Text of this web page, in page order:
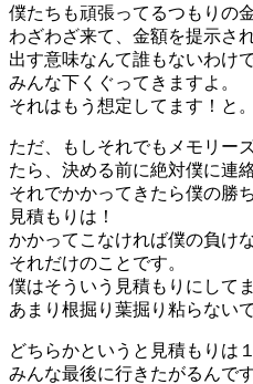
僕たちも頑張ってるつもりの
わざわざ来て、金額を提示さ
出す意味なんて誰もないわけで
みんな下くぐってきますよ。
それはもう想定してます！と。
ただ、もしそれでもメモリー
たら、決める前に絶対僕に連
それでかかってきたら僕の勝
見積もりは！
かかってこなければ僕の負け
それだけのことです。
僕はそういう見積もりにしてま
あまり根掘り葉掘り粘らないで
どちらかというと見積もりは
みんな最後に行きたがるんです